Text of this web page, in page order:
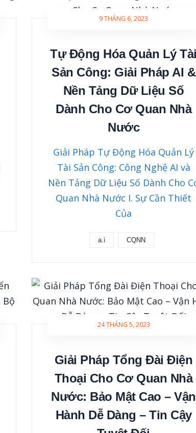
9 THÁNG 6, 2023
Tự Động Hóa Quản Lý Tài
Sản Công: Giải Pháp AI &
Nền Tảng Dữ Liệu Số
Dành Cho Cơ Quan Nhà
Nước
Giải Pháp Tự Động Hóa Quản Lý
Tài Sản Công: Công Nghệ AI và
Nền Tảng Dữ Liệu Số Dành Cho
Quan Nhà Nước I. Sự Cần Thiết
Của
a.i CQNN
24 THÁNG 5, 2023
Giải Pháp Tổng Đài Điện
Thoại Cho Cơ Quan Nhà
Nước: Bảo Mật Cao – Vận
Hành Dễ Dàng – Tin Cậy